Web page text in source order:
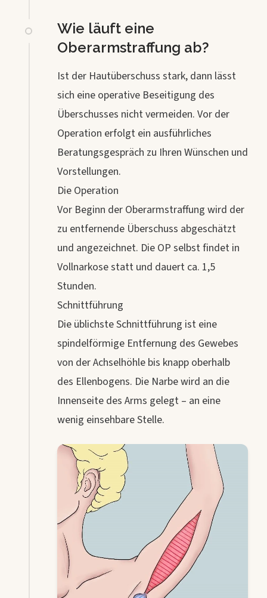
Wie läuft eine
Oberarmstraffung ab?
Ist der Hautüberschuss stark, dann lässt
sich eine operative Beseitigung des
Überschusses nicht vermeiden. Vor der
Operation erfolgt ein ausführliches
Beratungsgespräch zu Ihren Wünschen und
Vorstellungen.
Die Operation
Vor Beginn der Oberarmstraffung wird der
zu entfernende Überschuss abgeschätzt
und angezeichnet. Die OP selbst findet in
Vollnarkose statt und dauert ca. 1,5
Stunden.
Schnittführung
Die üblichste Schnittführung ist eine
spindelförmige Entfernung des Gewebes
von der Achselhöhle bis knapp oberhalb
des Ellenbogens. Die Narbe wird an die
Innenseite des Arms gelegt – an eine
wenig einsehbare Stelle.